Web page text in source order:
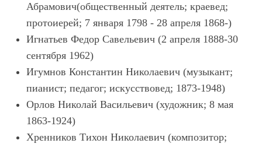
Абрамович(общественный деятель; краевед;
протоиерей; 7 января 1798 - 28 апреля 1868-)
Игнатьев Федор Савельевич (2 апреля 1888-30
сентября 1962)
Игумнов Константин Николаевич (музыкант;
пианист; педагог; искусствовед; 1873-1948)
Орлов Николай Васильевич (художник; 8 мая
1863-1924)
Хренников Тихон Николаевич (композитор;